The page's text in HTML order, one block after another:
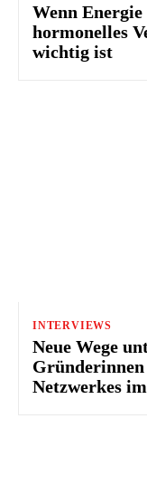
Wenn
hormonelles
wichtig ist
INTERVIEWS
Neue Wege
Gründerinnen
Netzwerkes